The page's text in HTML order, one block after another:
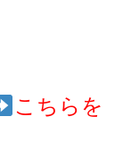
こちらを